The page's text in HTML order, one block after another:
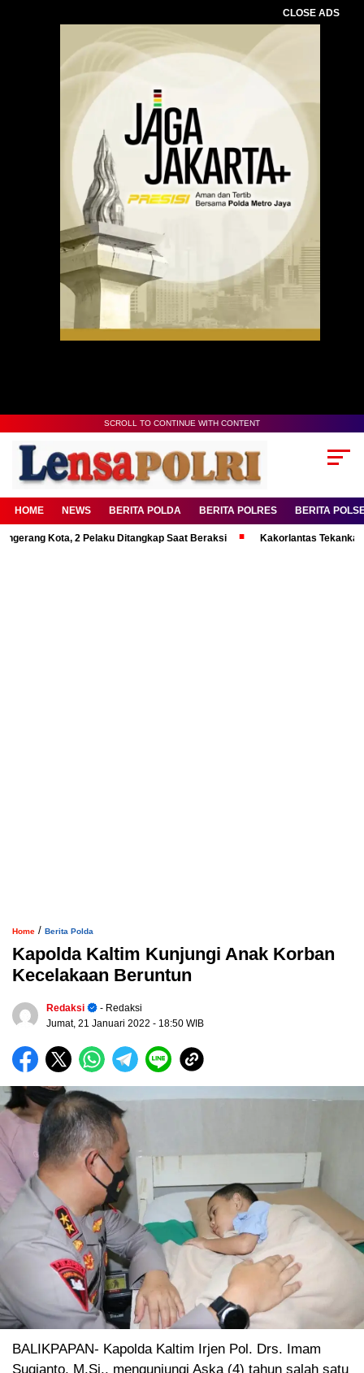
CLOSE ADS
SCROLL TO CONTINUE WITH CONTENT
HOME NEWS BERITA POLDA BERITA POLRES BERITA
2 Pelaku Ditangkap Saat Beraksi Kakorlantas Tekankan Mental
Home / Berita Polda
Kapolda Kaltim Kunjungi Anak Korban
Kecelakaan Beruntun
Redaksi
- Redaksi
Jumat, 21 Januari 2022 - 18:50 WIB
BALIKPAPAN- Kapolda Kaltim Irjen Pol. Drs. Imam
Sugianto, M.Si., mengunjungi Aska (4) tahun salah satu